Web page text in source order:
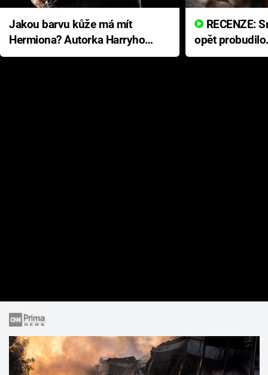
Jakou barvu kůže má mít
Hermiona? Autorka Harryho
Pottera přišla s ráznou
opět
přichází s